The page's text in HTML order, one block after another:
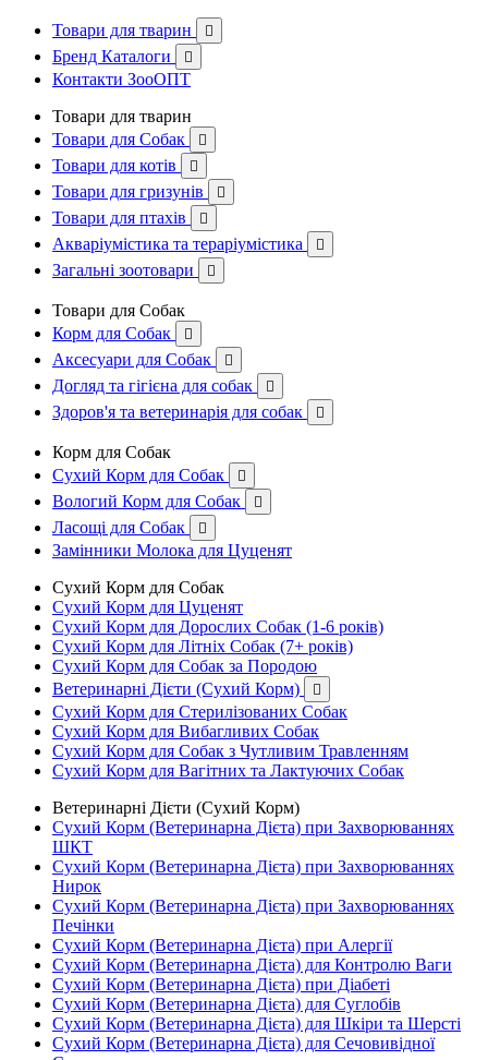
Товари для тварин 
Бренд Каталоги 
Контакти ЗооОПТ
Товари для тварин
Товари для Собак

Товари для котів 
Товари для гризунів 
Товари для птахів 
Акваріумістика та тераріумістика 
Загальні зоотовари 
Товари для Собак
Корм для Собак

Аксесуари для Собак 
Догляд та гігієна для собак 
Здоров'я та ветеринарія для собак 
Корм для Собак
Сухий Корм для Собак

Вологий Корм для Собак 
Ласощі для Собак 
Замінники Молока для Цуценят
Сухий Корм для Собак
Сухий Корм для Цуценят
Сухий Корм для Дорослих Собак (1-6 років)
Сухий Корм для Літніх Собак (7+ років)
Сухий Корм для Собак за Породою
Ветеринарні Дієти (Сухий Корм)

Сухий Корм для Стерилізованих Собак
Сухий Корм для Вибагливих Собак
Сухий Корм для Собак з Чутливим Травленням
Сухий Корм для Вагітних та Лактуючих Собак
Ветеринарні Дієти (Сухий Корм)
Сухий Корм (Ветеринарна Дієта) при Захворюваннях
ШКТ
Сухий Корм (Ветеринарна Дієта) при Захворюваннях
Нирок
Сухий Корм (Ветеринарна Дієта) при Захворюваннях
Печінки
Сухий Корм (Ветеринарна Дієта) при Алергії
Сухий Корм (Ветеринарна Дієта) для Контролю Ваги
Сухий Корм (Ветеринарна Дієта) при Діабеті
Сухий Корм (Ветеринарна Дієта) для Суглобів
Сухий Корм (Ветеринарна Дієта) для Шкіри та Шерсті
Сухий Корм (Ветеринарна Дієта) для Сечовивідної